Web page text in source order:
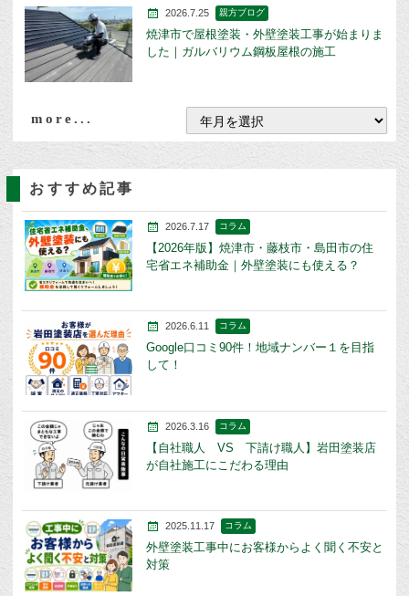
2026.7.25 親方ブログ
焼津市で屋根塗装・外壁塗装工事が始まりま
した｜ガルバリウム鋼板屋根の施工
more...
おすすめ記事
2026.7.17 コラム
【2026年版】焼津市・藤枝市・島田市の住
宅省エネ補助金｜外壁塗装にも使える？
2026.6.11 コラム
Google口コミ90件！地域ナンバー１を目指
して！
2026.3.16 コラム
【自社職人 VS 下請け職人】岩田塗装店
が自社施工にこだわる理由
2025.11.17 コラム
外壁塗装工事中にお客様からよく聞く不安と
対策